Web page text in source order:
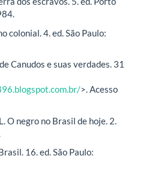
colonial. 4. ed. São Paulo:
Canudos e suas verdades. 31
>. Acesso
O negro no Brasil de hoje. 2.
16. ed. São Paulo: